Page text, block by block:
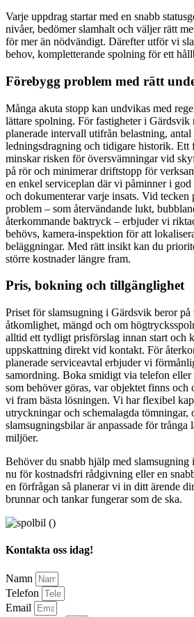
Varje uppdrag startar med en snabb
nivåer, bedömer slamhalt och väljer rätt
för mer än nödvändigt. Därefter utför vi
behov, kompletterande spolning för ett
Förebygg problem med rätt
Många akuta stopp kan undvikas med
lättare spolning. För fastigheter i Gärdsvik
planerade intervall utifrån belastning, antal
ledningsdragning och tidigare historik. Ett
minskar risken för översvämningar vid
på rör och minimerar driftstopp för
en enkel serviceplan där vi påminner i
och dokumenterar varje insats. Vid tecken
problem – som återvändande lukt,
återkommande baktryck – erbjuder vi
behövs, kamera-inspektion för att
beläggningar. Med rätt insikt kan du
större kostnader längre fram.
Pris, bokning och tillgänglighet
Priset för slamsugning i Gärdsvik beror
åtkomlighet, mängd och om
alltid ett tydligt prisförslag innan start och
uppskattning direkt vid kontakt. För
planerade serviceavtal erbjuder vi
samordning. Boka smidigt via telefon
som behöver göras, var objektet finns och
vi fram bästa lösningen. Vi har flexibel
utryckningar och schemalagda tömningar,
slamsugningsbilar är anpassade för trånga
miljöer.
Behöver du snabb hjälp med
nu för kostnadsfri rådgivning eller en
en förfrågan så planerar vi in ditt ärende
brunnar och tankar fungerar som de ska.
Kontakta oss idag!
Namn
Telefon
Email